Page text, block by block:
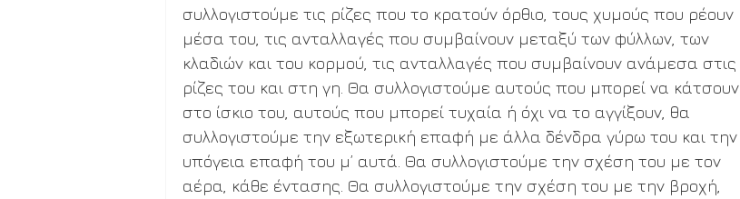
συλλογιστούμε τις ρίζες που το κρατούν όρθιο, τους χυμούς που ρέουν
μέσα του, τις ανταλλαγές που συμβαίνουν μεταξύ των φύλλων, των
κλαδιών και του κορμού, τις ανταλλαγές που συμβαίνουν ανάμεσα στις
ρίζες του και στη γη. Θα συλλογιστούμε αυτούς που μπορεί να κάτσουν
στο ίσκιο του, αυτούς που μπορεί τυχαία ή όχι να το αγγίξουν, θα
συλλογιστούμε την εξωτερική επαφή με άλλα δένδρα γύρω του και την
υπόγεια επαφή του μ’ αυτά. Θα συλλογιστούμε την σχέση του με τον
αέρα, κάθε έντασης. Θα συλλογιστούμε την σχέση του με την βροχή,